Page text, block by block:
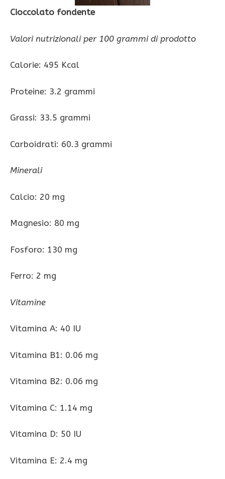
Cioccolato fondente
Valori nutrizionali per 100 grammi di prodotto
Calorie: 495 Kcal
Proteine: 3.2 grammi
Grassi: 33.5 grammi
Carboidrati: 60.3 grammi
Minerali
Calcio: 20 mg
Magnesio: 80 mg
Fosforo: 130 mg
Ferro: 2 mg
Vitamine
Vitamina A: 40 IU
Vitamina B1: 0.06 mg
Vitamina B2: 0.06 mg
Vitamina C: 1.14 mg
Vitamina D: 50 IU
Vitamina E: 2.4 mg